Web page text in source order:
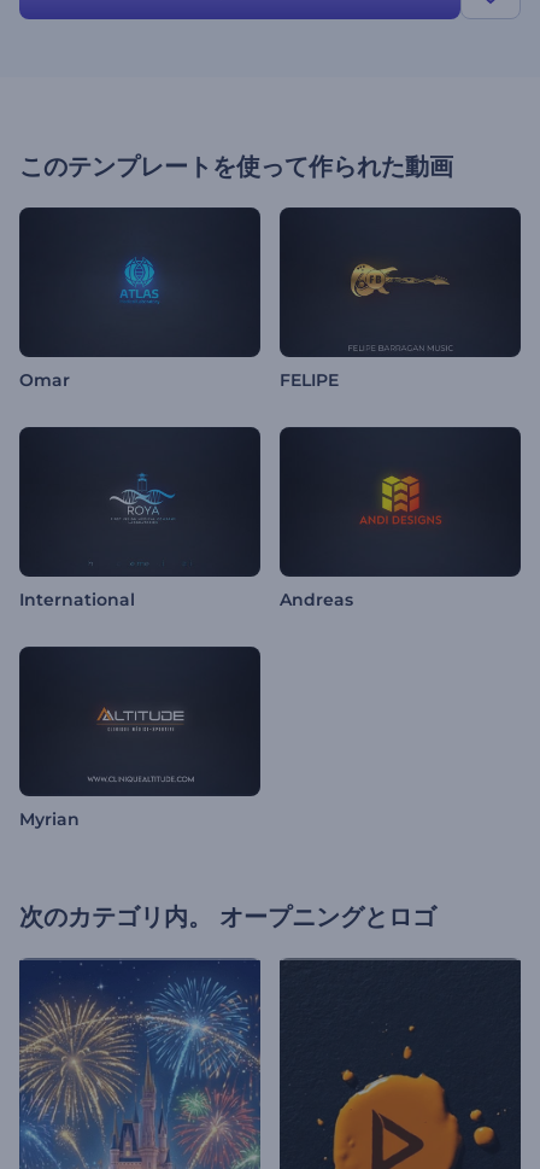
このテンプレートを使って作られた動画
Omar FELIPE
International Andreas
Myrian
次のカテゴリ内。 オープニングとロゴ